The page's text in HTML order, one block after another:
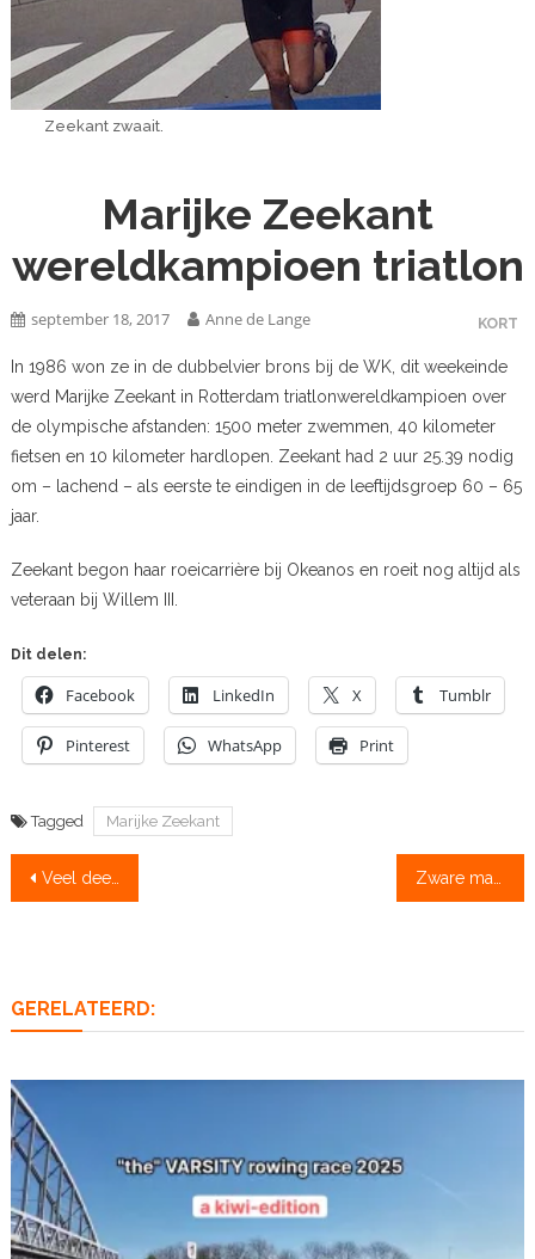
Zeekant zwaait.
Marijke Zeekant
wereldkampioen triatlon
KORT
september 18, 2017 Anne de Lange
In 1986 won ze in de dubbelvier brons bij de WK, dit weekeinde
werd Marijke Zeekant in Rotterdam triatlonwereldkampioen over
de olympische afstanden: 1500 meter zwemmen, 40 kilometer
fietsen en 10 kilometer hardlopen. Zeekant had 2 uur 25.39 nodig
om – lachend – als eerste te eindigen in de leeftijdsgroep 60 – 65
jaar.
Zeekant begon haar roeicarrière bij Okeanos en roeit nog altijd als
veteraan bij Willem III.
Dit delen:
Facebook LinkedIn X Tumblr
Pinterest WhatsApp Print
Tagged Marijke Zeekant
Bericht
Veel deelnemers bij WK in Sarasota
GERELATEERD: